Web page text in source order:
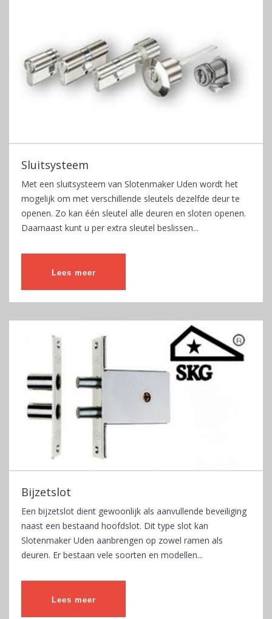
Sluitsysteem
Met een sluitsysteem van Slotenmaker Uden wordt het
mogelijk om met verschillende sleutels dezelfde deur te
openen. Zo kan één sleutel alle deuren en sloten openen.
Daarnaast kunt u per extra sleutel beslissen...
Lees meer
Bijzetslot
Een bijzetslot dient gewoonlijk als aanvullende beveiliging
naast een bestaand hoofdslot. Dit type slot kan
Slotenmaker Uden aanbrengen op zowel ramen als
deuren. Er bestaan vele soorten en modellen...
Lees meer